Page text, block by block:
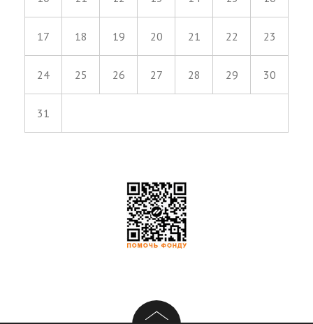
17 18 19 20 21 22 23
24 25 26 27 28 29 30
31